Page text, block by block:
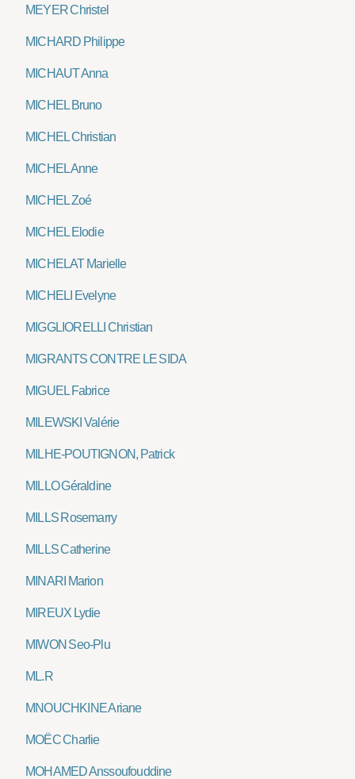
MEYER Christel
MICHARD Philippe
MICHAUT Anna
MICHEL Bruno
MICHEL Christian
MICHEL Anne
MICHEL Zoé
MICHEL Elodie
MICHELAT Marielle
MICHELI Evelyne
MIGGLIORELLI Christian
MIGRANTS CONTRE LE SIDA
MIGUEL Fabrice
MILEWSKI Valérie
MILHE-POUTIGNON, Patrick
MILLO Géraldine
MILLS Rosemarry
MILLS Catherine
MINARI Marion
MIREUX Lydie
MIWON Seo-Plu
ML.R
MNOUCHKINE Ariane
MOËC Charlie
MOHAMED Anssoufouddine